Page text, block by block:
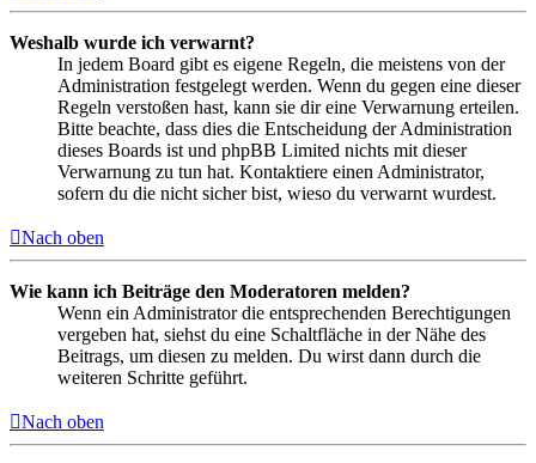
Weshalb wurde ich verwarnt?
In jedem Board gibt es eigene Regeln, die meistens von der
Administration festgelegt werden. Wenn du gegen eine dieser
Regeln verstoßen hast, kann sie dir eine Verwarnung erteilen.
Bitte beachte, dass dies die Entscheidung der Administration
dieses Boards ist und phpBB Limited nichts mit dieser
Verwarnung zu tun hat. Kontaktiere einen Administrator,
sofern du die nicht sicher bist, wieso du verwarnt wurdest.
Nach oben
Wie kann ich Beiträge den Moderatoren melden?
Wenn ein Administrator die entsprechenden Berechtigungen
vergeben hat, siehst du eine Schaltfläche in der Nähe des
Beitrags, um diesen zu melden. Du wirst dann durch die
weiteren Schritte geführt.
Nach oben